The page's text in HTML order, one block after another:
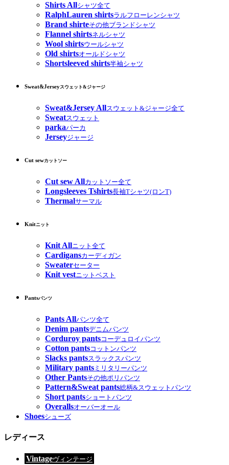
Shirts Allシャツ全て
RalphLauren shirtsラルフローレンシャツ
Brand shirteその他ブランドシャツ
Flannel shirtsネルシャツ
Wool shirtsウールシャツ
Old shirtsオールドシャツ
Shortsleeved shirts半袖シャツ
Sweat&Jerseyスウェット&ジャージ
Sweat&Jersey Allスウェット&ジャージ全て
Sweatスウェット
parkaパーカ
Jerseyジャージ
Cut sewカットソー
Cut sew Allカットソー全て
Longsleeves Tshirts長袖Tシャツ(ロンT)
Thermalサーマル
Knitニット
Knit Allニット全て
Cardigansカーディガン
Sweaterセーター
Knit vestニットベスト
Pantsパンツ
Pants Allパンツ全て
Denim pantsデニムパンツ
Corduroy pantsコーデュロイパンツ
Cotton pantsコットンパンツ
Slacks pantsスラックスパンツ
Military pants ミリタリーパンツ
Other Pantsその他ポリパンツ
Pattern&Sweat pants総柄&スウェットパンツ
Short pantsショートパンツ
Overallsオーバーオール
Shoesシューズ
レディース
Vintageヴィンテージ